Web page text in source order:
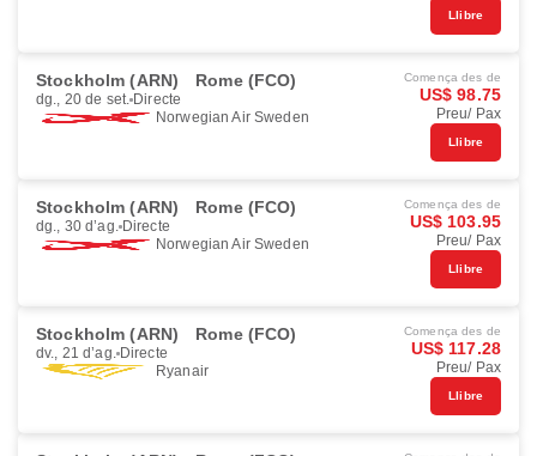
Llibre
Stockholm (ARN) Rome (FCO)
dg., 20 de set. Directe
Norwegian Air Sweden
Comença des de
US$ 98.75
Preu/ Pax
Llibre
Stockholm (ARN) Rome (FCO)
dg., 30 d’ag. Directe
Norwegian Air Sweden
Comença des de
US$ 103.95
Preu/ Pax
Llibre
Stockholm (ARN) Rome (FCO)
dv., 21 d’ag. Directe
Ryanair
Comença des de
US$ 117.28
Preu/ Pax
Llibre